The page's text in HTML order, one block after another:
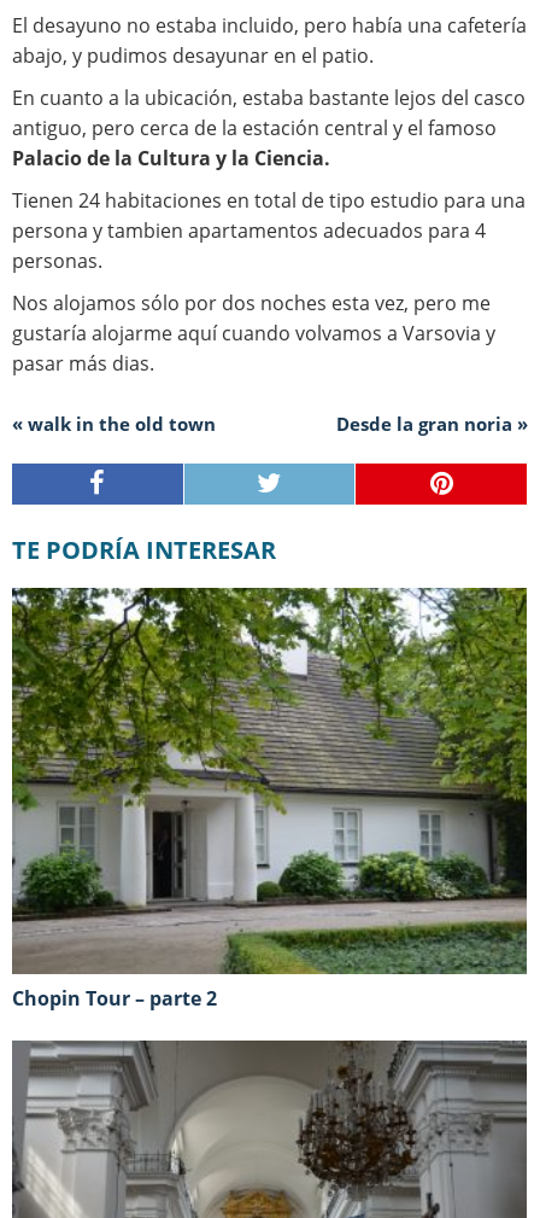
El desayuno no estaba incluido, pero había una cafetería
abajo, y pudimos desayunar en el patio.
En cuanto a la ubicación, estaba bastante lejos del casco
antiguo, pero cerca de la estación central y el famoso
Palacio de la Cultura y la Ciencia.
Tienen 24 habitaciones en total de tipo estudio para una
persona y tambien apartamentos adecuados para 4
personas.
Nos alojamos sólo por dos noches esta vez, pero me
gustaría alojarme aquí cuando volvamos a Varsovia y
pasar más dias.
« walk in the old town Desde la gran noria »
TE PODRÍA INTERESAR
Chopin Tour – parte 2